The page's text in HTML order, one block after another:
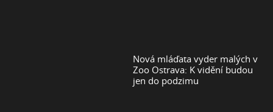
Nová mláďata vyder malých v
Zoo Ostrava: K vidění budou
jen do podzimu